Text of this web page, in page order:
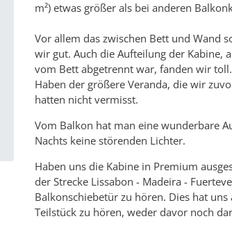
m²) etwas größer als bei anderen
Vor allem das zwischen Bett und Wand
wir gut. Auch die Aufteilung der Kabine,
vom Bett abgetrennt war, fanden wir
Haben der größere Veranda, die wir
hatten nicht vermisst.
Vom Balkon hat man eine wunderbare
Nachts keine störenden Lichter.
Haben uns die Kabine in Premium
der Strecke Lissabon - Madeira -
Balkonschiebetür zu hören. Dies hat
Teilstück zu hören, weder davor noch